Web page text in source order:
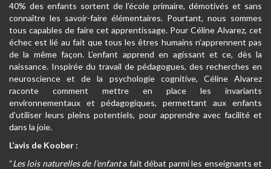
40% des enfants sortent de l’école primaire, démotivés et sans
connaître les savoir-faire élémentaires. Pourtant, nous sommes
tous capables de faire cet apprentissage. Pour Céline Alvarez, cet
échec est lié au fait que tous les êtres humains n’apprennent pas
de la même façon. L’enfant apprend en agissant et ce, dès la
naissance. Inspirée du travail de pédagogues, des recherches en
neuroscience et de la psychologie cognitive, Céline Alvarez
raconte comment mettre en place les invariants
environnementaux et pédagogiques, permettant aux enfants
d’utiliser leurs pleins potentiels, pour apprendre avec facilité et
dans la joie.
L’avis de Koober :
“Les lois naturelles de l’enfanta fait débat parmi les enseignants et